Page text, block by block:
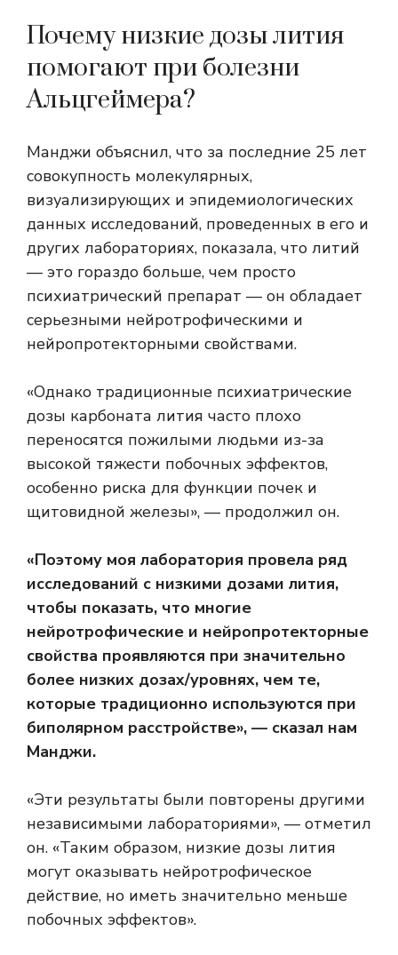
Почему низкие дозы лития
помогают при болезни
Альцгеймера?
Манджи объяснил, что за последние 25 лет
совокупность молекулярных,
визуализирующих и эпидемиологических
данных исследований, проведенных в его и
других лабораториях, показала, что литий
— это гораздо больше, чем просто
психиатрический препарат — он обладает
серьезными нейротрофическими и
нейропротекторными свойствами.
«Однако традиционные психиатрические
дозы карбоната лития часто плохо
переносятся пожилыми людьми из-за
высокой тяжести побочных эффектов,
особенно риска для функции почек и
щитовидной железы», — продолжил он.
«Поэтому моя лаборатория провела ряд
исследований с низкими дозами лития,
чтобы показать, что многие
нейротрофические и нейропротекторные
свойства проявляются при значительно
более низких дозах/уровнях, чем те,
которые традиционно используются при
биполярном расстройстве», — сказал нам
Манджи.
«Эти результаты были повторены другими
независимыми лабораториями», — отметил
он. «Таким образом, низкие дозы лития
могут оказывать нейротрофическое
действие, но иметь значительно меньше
побочных эффектов».